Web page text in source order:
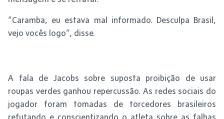
“Caramba, eu estava mal informado. Desculpa Brasil,
vejo vocês logo”, disse.
A fala de Jacobs sobre suposta proibição de usar
roupas verdes ganhou repercussão. As redes sociais do
jogador foram tomadas de torcedores brasileiros
refutando e conscientizando o atleta sobre as falhas